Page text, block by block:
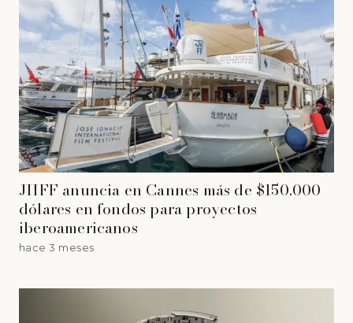
JIIFF anuncia en Cannes más de $150.000
dólares en fondos para proyectos
iberoamericanos
hace 3 meses